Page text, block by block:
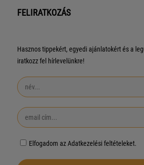
FELIRATKOZÁS
Hasznos tippekért, egyedi ajánlatokért és a
iratkozz fel hírlevelünkre!
Elfogadom az Adatkezelési feltételeket.